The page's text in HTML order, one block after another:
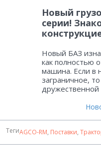
Новый
серии!
Новый БАЗ
как полностью
машина. Если в
заграничное,
дружественной
ТегиAGCO-RM, Поставки,